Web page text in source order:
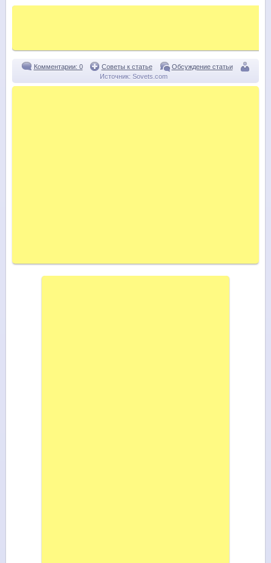
Комментарии: 0 Советы к статье
Обсуждение статьи
Источник: Sovets.com